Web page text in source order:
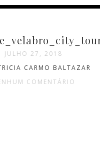
JULHO 27, 2018
CARMO BALTAZAR
COMENTÁRIO